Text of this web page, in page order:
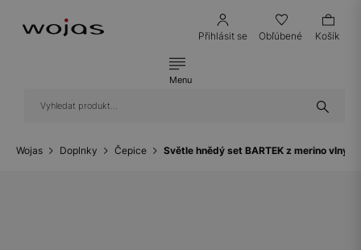
Přihlásit se Obľúbené Košík
Menu
Wojas Doplnky Čepice Světle hnědý set BARTEK z merino vlny